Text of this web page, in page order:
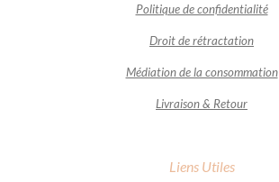
Politique de confidentialité
Droit de rétractation
Médiation de la consommation
Livraison & Retour
Liens Utiles